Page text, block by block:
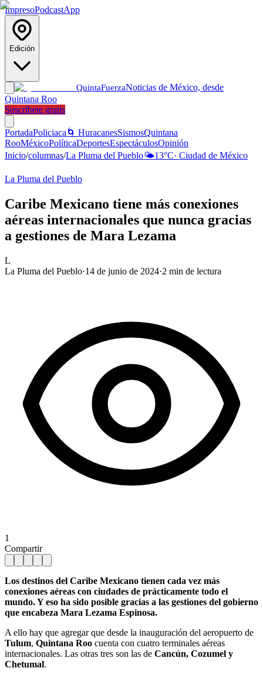
ImpresoPodcastApp
Edición
QuintaFuerzaNoticias de México, desde
Quintana Roo
Suscríbete gratis
PortadaPoliciaca 🌀 HuracanesSismosQuintana
RooMéxicoPolíticaDeportesEspectáculosOpinión
Inicio/columnas/La Pluma del Pueblo🌤️13°C· Ciudad de México
La Pluma del Pueblo
Caribe Mexicano tiene más conexiones
aéreas internacionales que nunca gracias
a gestiones de Mara Lezama
L
La Pluma del Pueblo·14 de junio de 2024·2 min de lectura
1
Compartir
Los destinos del Caribe Mexicano tienen cada vez más
conexiones aéreas con ciudades de prácticamente todo el
mundo. Y eso ha sido posible gracias a las gestiones del gobierno
que encabeza Mara Lezama Espinosa.
A ello hay que agregar que desde la inauguración del aeropuerto de
Tulum, Quintana Roo cuenta con cuatro terminales aéreas
internacionales. Las otras tres son las de Cancún, Cozumel y
Chetumal.